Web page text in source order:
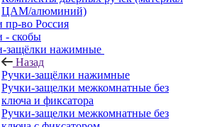
ЦАМ/алюминий)
пр-во Россия
- скобы
защёлки нажимные
Назад
Ручки-защёлки нажимные
Ручки-защелки межкомнатные без
ключа и фиксатора
Ручки-защелки межкомнатные без